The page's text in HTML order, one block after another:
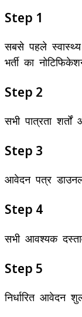
Step 1
सबसे पहले
भर्ती का
Step 2
सभी पात्रता
Step 3
आवेदन पत्र
Step 4
सभी आवश्यक
Step 5
निर्धारित आवेदन